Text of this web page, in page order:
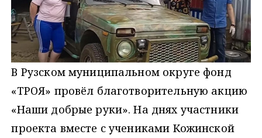
В Рузском муниципальном округе фонд
«ТРОЯ» провёл благотворительную акцию
«Наши добрые руки». На днях участники
проекта вместе с учениками Кожинской